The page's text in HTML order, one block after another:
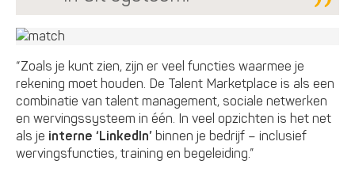
“Zoals je kunt zien, zijn er veel functies waarmee je
rekening moet houden. De Talent Marketplace is als een
combinatie van talent management, sociale netwerken
en wervingssysteem in één. In veel opzichten is het net
als je interne ‘LinkedIn’ binnen je bedrijf – inclusief
wervingsfuncties, training en begeleiding.”